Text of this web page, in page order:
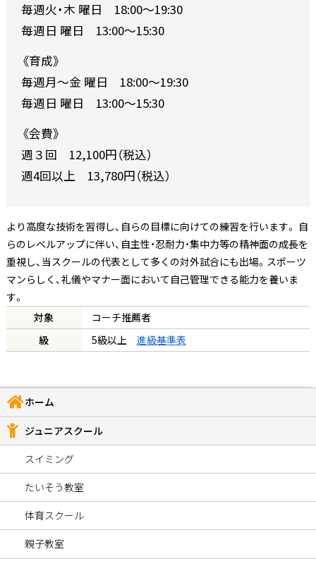
毎週火・木 曜日 18:00～19:30
毎週日 曜日 13:00～15:30
《育成》
毎週月〜金 曜日 18:00～19:30
毎週日 曜日 13:00～15:30
《会費》
週３回 12,100円（税込）
週4回以上 13,780円（税込）
より高度な技術を習得し、自らの目標に向けての練習を行います。 自
らのレベルアップに伴い、自主性・忍耐力・集中力等の精神面の成長を
重視し、当スクールの代表として多くの対外試合にも出場。スポーツ
マンらしく、礼儀やマナー面において自己管理できる能力を養いま
す。
対象
コーチ推薦者
級
5級以上 進級基準表
ホーム
ジュニアスクール
スイミング
たいそう教室
体育スクール
親子教室